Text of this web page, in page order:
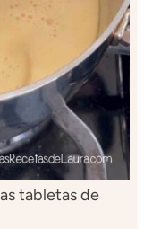
tabletas de